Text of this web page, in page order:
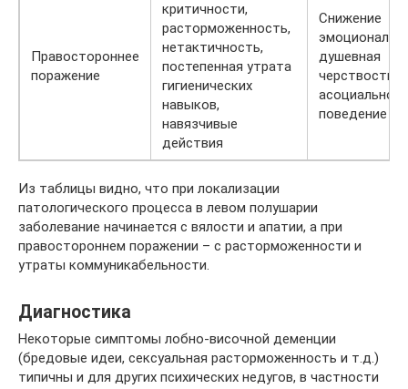
Правостороннее
поражение
критичности,
расторможенность,
нетактичность,
постепенная утрата
гигиенических
навыков,
навязчивые
действия
Снижение
душевная
черствость,
асоциальное
поведение
Из таблицы видно, что при локализации
патологического процесса в левом полушарии
заболевание начинается с вялости и апатии, а при
правостороннем поражении – с расторможенности и
утраты коммуникабельности.
Диагностика
Некоторые симптомы лобно-височной деменции
(бредовые идеи, сексуальная расторможенность и т.д.)
типичны и для других психических недугов, в частности